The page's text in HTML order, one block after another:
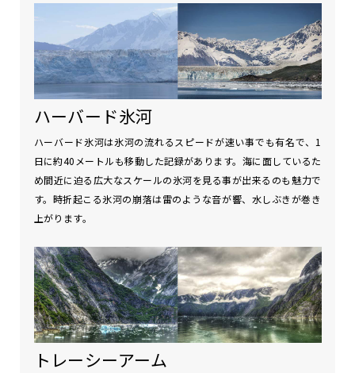
ハーバード氷河
ハーバード氷河は氷河の流れるスピードが速い事でも有名で、1
日に約40メートルも移動した記録があります。海に面しているた
め間近に迫る広大なスケールの氷河を見る事が出来るのも魅力で
す。時折起こる氷河の崩落は雷のような音が響、水しぶきが巻き
上がります。
トレーシーアーム